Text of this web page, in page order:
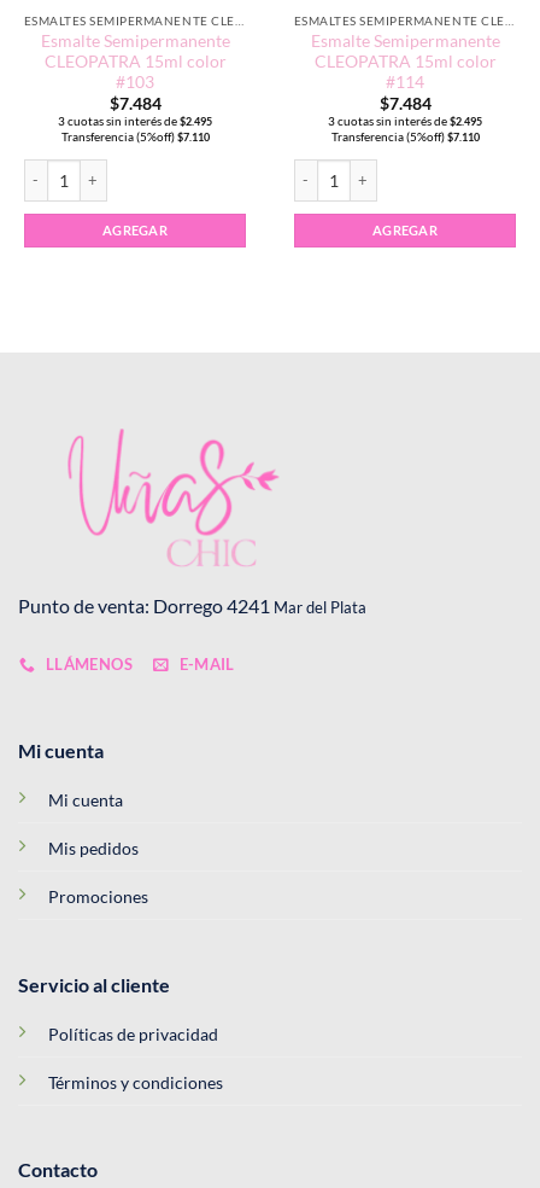
Esmalte Semipermanente
CLEOPATRA 15ml color
#103
$7.484
3 cuotas sin interés de $2.495
Transferencia (5%off) $7.110
AGREGAR
Esmalte Semipermanente
CLEOPATRA 15ml color
#114
$7.484
3 cuotas sin interés de $2.495
Transferencia (5%off) $7.110
AGREGAR
Punto de venta: Dorrego 4241 Mar del Plata
LLÁMENOS E-MAIL
Mi cuenta
Mi cuenta
Mis pedidos
Promociones
Servicio al cliente
Políticas de privacidad
Términos y condiciones
Contacto